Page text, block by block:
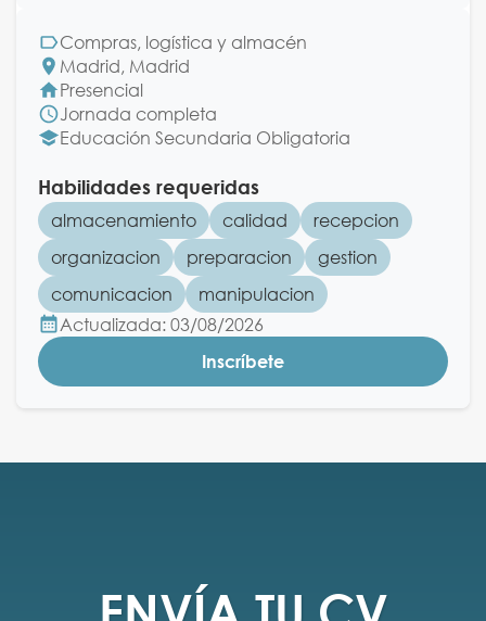
Compras, logística y almacén
Madrid, Madrid
Presencial
Jornada completa
Educación Secundaria Obligatoria
Habilidades requeridas
almacenamiento calidad
recepcion
organizacion
preparacion
gestion
comunicacion
manipulacion
Actualizada: 03/08/2026
Inscríbete